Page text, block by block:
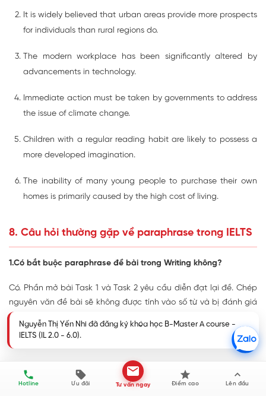
It is widely believed that urban areas provide more prospects
for individuals than rural regions do.
The modern workplace has been significantly altered by
advancements in technology.
Immediate action must be taken by governments to address
the issue of climate change.
Children with a regular reading habit are likely to possess a
more developed imagination.
The inability of many young people to purchase their own
homes is primarily caused by the high cost of living.
8. Câu hỏi thường gặp về paraphrase trong IELTS
1.Có bắt buộc paraphrase đề bài trong Writing không?
Có. Phần mở bài Task 1 và Task 2 yêu cầu diễn đạt lại đề. Chép
nguyên văn đề bài sẽ không được tính vào số từ và bị đánh giá
thấp tiêu chí từ vựng.
2. Paraphrase có cần cho Reading và Listening không?
Rất cần. Đáp án trong Reading và Listening thường được
paraphrase so với câu hỏi, nên nhận diện được cách diễn đạt
Hotline Ưu đãi Tư vấn ngay Điểm cao Lên đầu
Nguyễn Thị Yến Nhi đã đăng ký khóa học B-Master A course -
IELTS (IL 2.0 - 6.0).